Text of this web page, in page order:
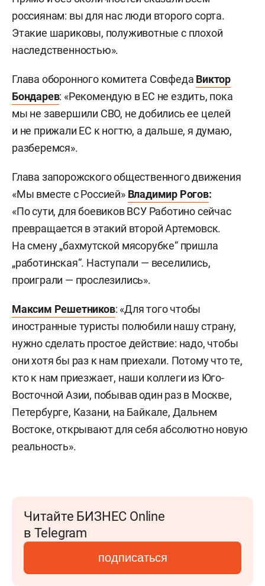
россиянам: вы для нас люди второго сорта.
Этакие шариковы, полуживотные с плохой
наследственностью».
Глава оборонного комитета Совфеда Виктор
Бондарев: «Рекомендую в ЕС не ездить, пока
мы не завершили СВО, не добились ее целей
и не прижали ЕС к ногтю, а дальше, я думаю,
разберемся».
Глава запорожского общественного движения
«Мы вместе с Россией» Владимир Рогов:
«По сути, для боевиков ВСУ Работино сейчас
превращается в этакий второй Артемовск.
На смену „бахмутской мясорубке“ пришла
„работинская“. Наступали — веселились,
проиграли — прослезились».
Максим Решетников: «Для того чтобы
иностранные туристы полюбили нашу страну,
нужно сделать простое действие: надо, чтобы
они хотя бы раз к нам приехали. Потому что те,
кто к нам приезжает, наши коллеги из Юго-
Восточной Азии, побывав один раз в Москве,
Петербурге, Казани, на Байкале, Дальнем
Востоке, открывают для себя абсолютно новую
реальность».
Читайте БИЗНЕС Online
в Telegram
подписаться